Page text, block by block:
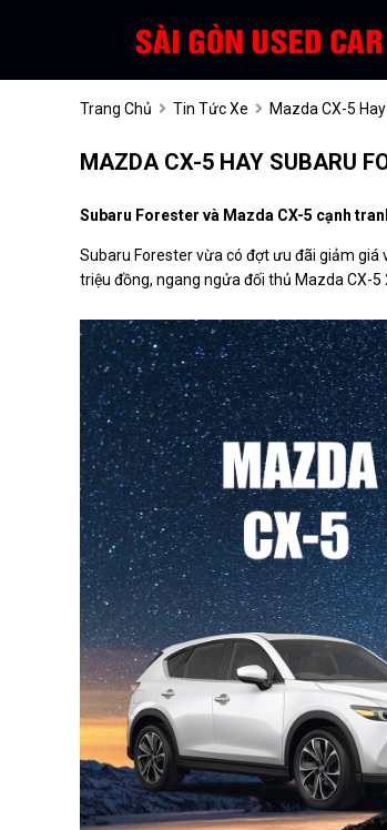
Trang Chủ Tin Tức Xe Mazda CX-5
MAZDA CX-5 HAY SUBARU
Subaru Forester và Mazda CX-5 cạnh
Subaru Forester vừa có đợt ưu đãi giảm giá
triệu đồng, ngang ngửa đối thủ Mazda CX-